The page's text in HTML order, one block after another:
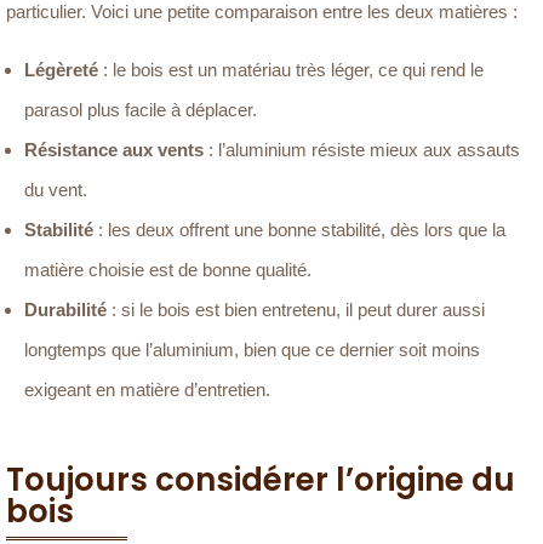
particulier. Voici une petite comparaison entre les deux matières :
Légèreté : le bois est un matériau très léger, ce qui rend le
parasol plus facile à déplacer.
Résistance aux vents : l’aluminium résiste mieux aux assauts
du vent.
Stabilité : les deux offrent une bonne stabilité, dès lors que la
matière choisie est de bonne qualité.
Durabilité : si le bois est bien entretenu, il peut durer aussi
longtemps que l’aluminium, bien que ce dernier soit moins
exigeant en matière d’entretien.
Toujours considérer l’origine du
bois